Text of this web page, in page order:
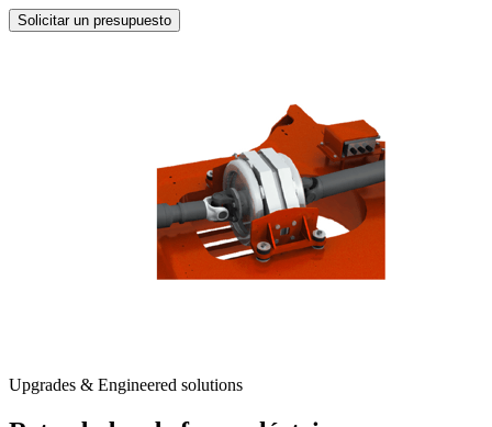
Solicitar un presupuesto
Upgrades & Engineered solutions